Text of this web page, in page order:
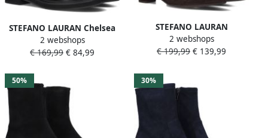
STEFANO LAURAN Chelsea
Boots Dames St3046 Maat:
38 Materiaal: Lakleer Kleur:
2 webshops
€ 169,99 € 84,99
STEFANO LAURAN
Enkellaarsjes Dames 010-
292 Maat: 42 Materiaal:
2 webshops
€ 199,99 € 139,99
50% 30%